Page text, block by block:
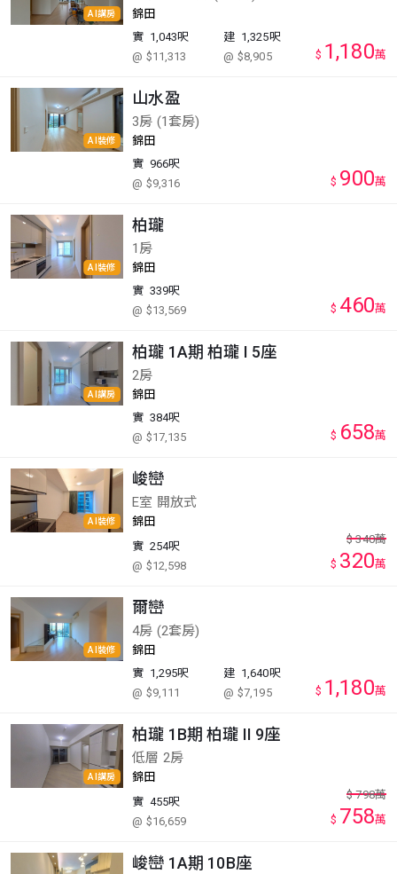
AI講房
錦田
實 1,043呎
@ $11,313
建 1,325呎
@ $8,905
$ 1,180萬
AI裝修
山水盈
3房 (1套房)
錦田
實 966呎
@ $9,316
$ 900萬
AI裝修
柏瓏
1房
錦田
實 339呎
@ $13,569
$ 460萬
AI講房
柏瓏 1A期 柏瓏 I 5座
2房
錦田
實 384呎
@ $17,135
$ 658萬
AI裝修
峻巒
E室 開放式
錦田
實 254呎
@ $12,598
$ 340萬
$ 320萬
AI裝修
爾巒
4房 (2套房)
錦田
實 1,295呎
@ $9,111
建 1,640呎
@ $7,195
$ 1,180萬
AI講房
柏瓏 1B期 柏瓏 II 9座
低層 2房
錦田
實 455呎
@ $16,659
$ 798萬
$ 758萬
峻巒 1A期 10B座